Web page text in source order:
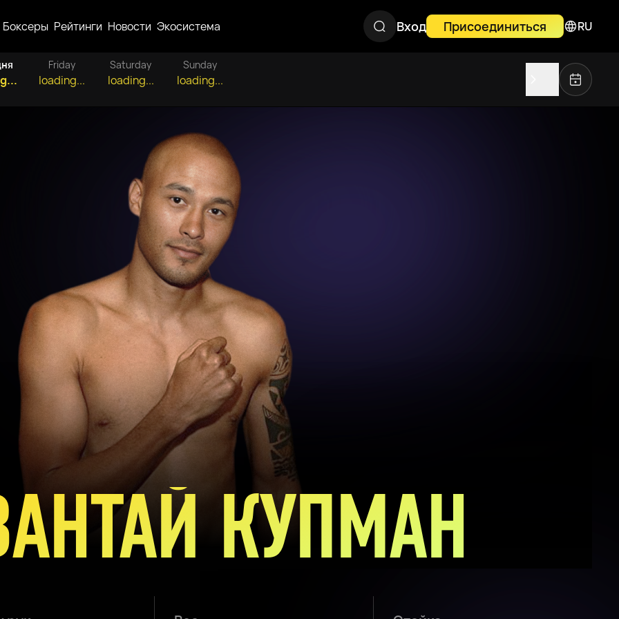
Боксеры Рейтинги Новости Экосистема Вход Присоединиться RU
Friday
loading...
Saturday
loading...
Sunday
loading...
КУПМАН